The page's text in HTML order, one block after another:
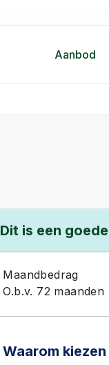
Aanbod
Dit is een
Maandbedrag
O.b.v. 72 maanden
Waarom